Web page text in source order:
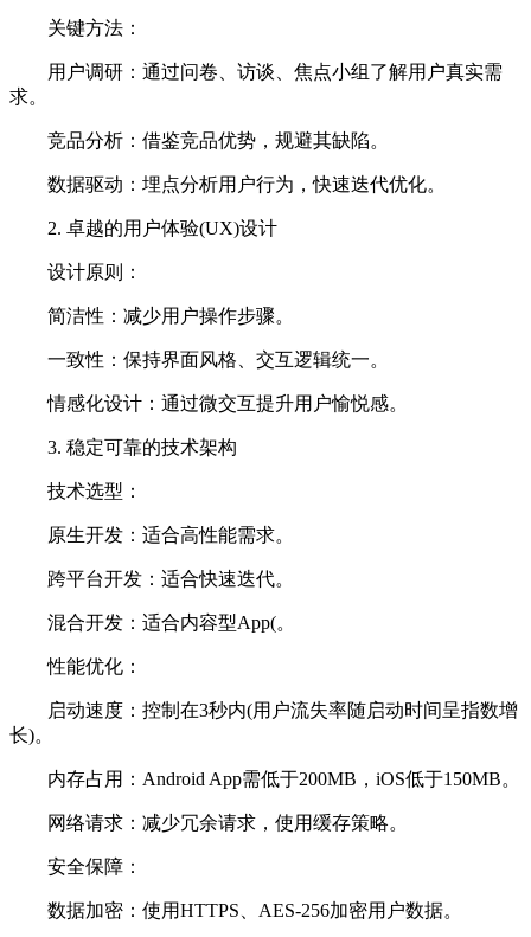
关键方法：
用户调研：通过问卷、访谈、焦点小组了解用户真实需
求。
竞品分析：借鉴竞品优势，规避其缺陷。
数据驱动：埋点分析用户行为，快速迭代优化。
2. 卓越的用户体验(UX)设计
设计原则：
简洁性：减少用户操作步骤。
一致性：保持界面风格、交互逻辑统一。
情感化设计：通过微交互提升用户愉悦感。
3. 稳定可靠的技术架构
技术选型：
原生开发：适合高性能需求。
跨平台开发：适合快速迭代。
混合开发：适合内容型App(。
性能优化：
启动速度：控制在3秒内(用户流失率随启动时间呈指数增
长)。
内存占用：Android App需低于200MB，iOS低于150MB。
网络请求：减少冗余请求，使用缓存策略。
安全保障：
数据加密：使用HTTPS、AES-256加密用户数据。